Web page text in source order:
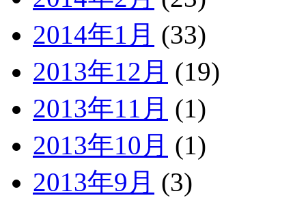
2014年1月 (33)
2013年12月 (19)
2013年11月 (1)
2013年10月 (1)
2013年9月 (3)